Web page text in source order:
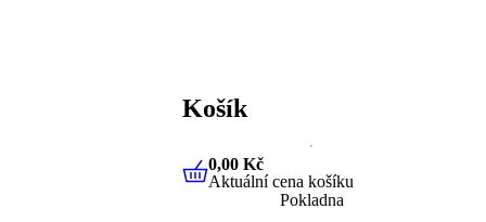
Košík
0,00 KčAktuální cena košíku
0,00 Kč
Aktuální cena košíku
Pokladna